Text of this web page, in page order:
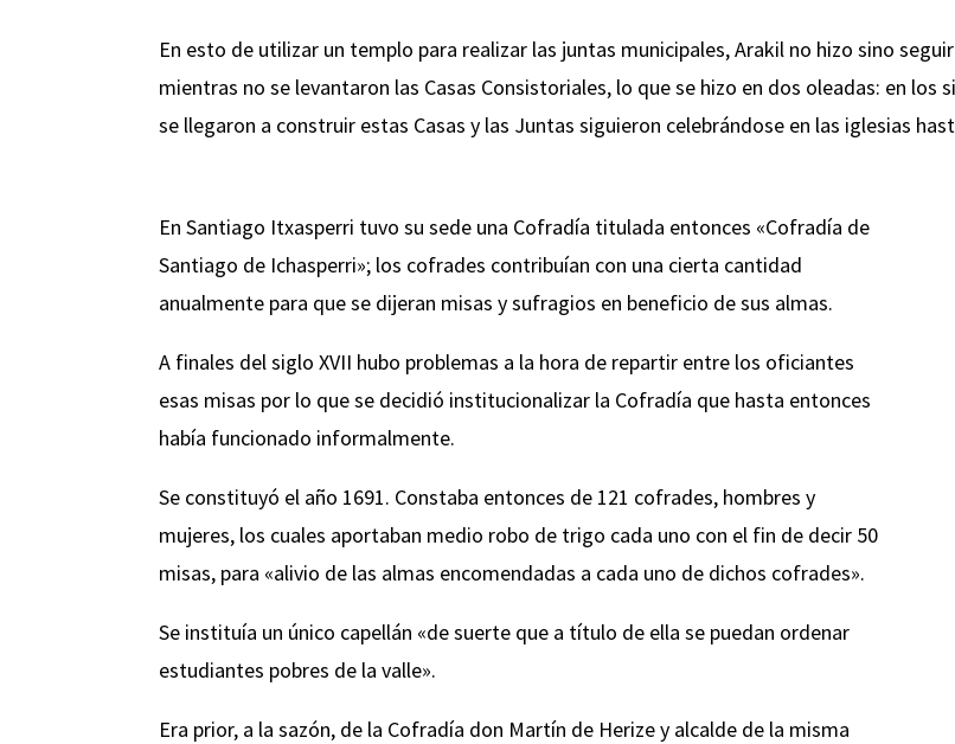
En esto de utilizar un templo para realizar las juntas municipales, Arakil no hizo sino
mientras no se levantaron las Casas Consistoriales, lo que se hizo en dos oleadas: en los
se llegaron a construir estas Casas y las Juntas siguieron celebrándose en las iglesias
En Santiago Itxasperri tuvo su sede una Cofradía titulada entonces «Cofradía de
Santiago de Ichasperri»; los cofrades contribuían con una cierta cantidad
anualmente para que se dijeran misas y sufragios en beneficio de sus almas.
A finales del siglo XVII hubo problemas a la hora de repartir entre los oficiantes
esas misas por lo que se decidió institucionalizar la Cofradía que hasta entonces
había funcionado informalmente.
Se constituyó el año 1691. Constaba entonces de 121 cofrades, hombres y
mujeres, los cuales aportaban medio robo de trigo cada uno con el fin de decir 50
misas, para «alivio de las almas encomendadas a cada uno de dichos cofrades».
Se instituía un único capellán «de suerte que a título de ella se puedan ordenar
estudiantes pobres de la valle».
Era prior, a la sazón, de la Cofradía don Martín de Herize y alcalde de la misma